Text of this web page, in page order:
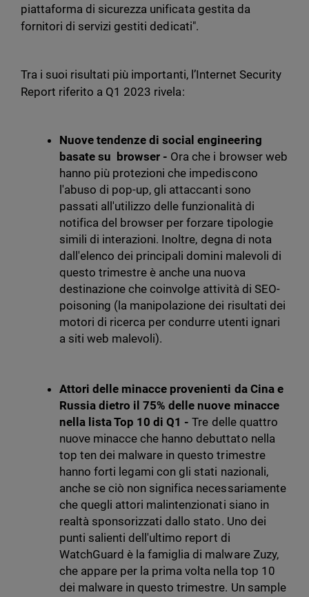
piattaforma di sicurezza unificata gestita da
fornitori di servizi gestiti dedicati".
Tra i suoi risultati più importanti, l’Internet Security
Report riferito a Q1 2023 rivela:
Nuove tendenze di social engineering
basate su browser - Ora che i browser web
hanno più protezioni che impediscono
l'abuso di pop-up, gli attaccanti sono
passati all'utilizzo delle funzionalità di
notifica del browser per forzare tipologie
simili di interazioni. Inoltre, degna di nota
dall'elenco dei principali domini malevoli di
questo trimestre è anche una nuova
destinazione che coinvolge attività di SEO-
poisoning (la manipolazione dei risultati dei
motori di ricerca per condurre utenti ignari
a siti web malevoli).
Attori delle minacce provenienti da Cina e
Russia dietro il 75% delle nuove minacce
nella lista Top 10 di Q1 -Tre delle quattro
nuove minacce che hanno debuttato nella
top ten dei malware in questo trimestre
hanno forti legami con gli stati nazionali,
anche se ciò non significa necessariamente
che quegli attori malintenzionati siano in
realtà sponsorizzati dallo stato. Uno dei
punti salienti dell'ultimo report di
WatchGuard è la famiglia di malware Zuzy,
che appare per la prima volta nella top 10
dei malware in questo trimestre. Un sample